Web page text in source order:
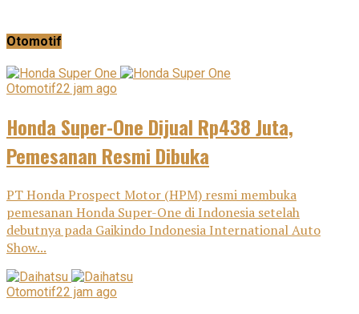
Otomotif
Otomotif22 jam ago
Honda Super-One Dijual Rp438 Juta,
Pemesanan Resmi Dibuka
PT Honda Prospect Motor (HPM) resmi membuka
pemesanan Honda Super-One di Indonesia setelah
debutnya pada Gaikindo Indonesia International Auto
Show...
Otomotif22 jam ago